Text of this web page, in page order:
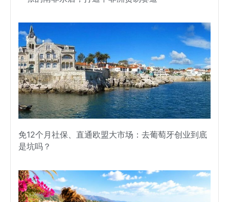
免12个月社保、直通欧盟大市场：去葡萄牙创业到底
是坑吗？